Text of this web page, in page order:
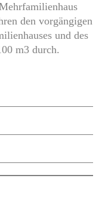
den vorgängigen
und des
m3 durch.